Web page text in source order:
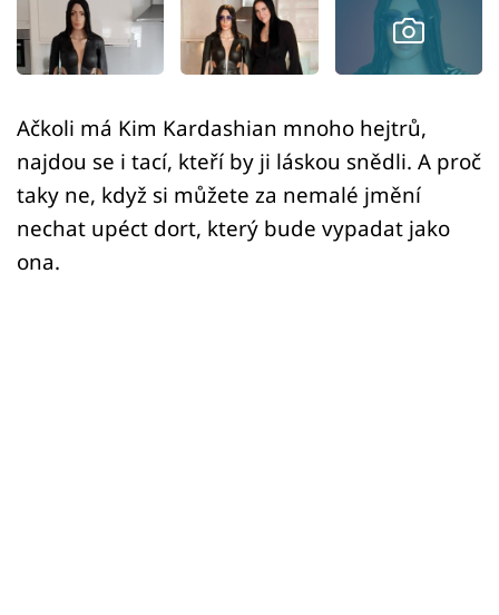
Sledujte nás
Ačkoli má Kim Kardashian mnoho hejtrů,
najdou se i tací, kteří by ji láskou snědli. A proč
taky ne, když si můžete za nemalé jmění
nechat upéct dort, který bude vypadat jako
ona.